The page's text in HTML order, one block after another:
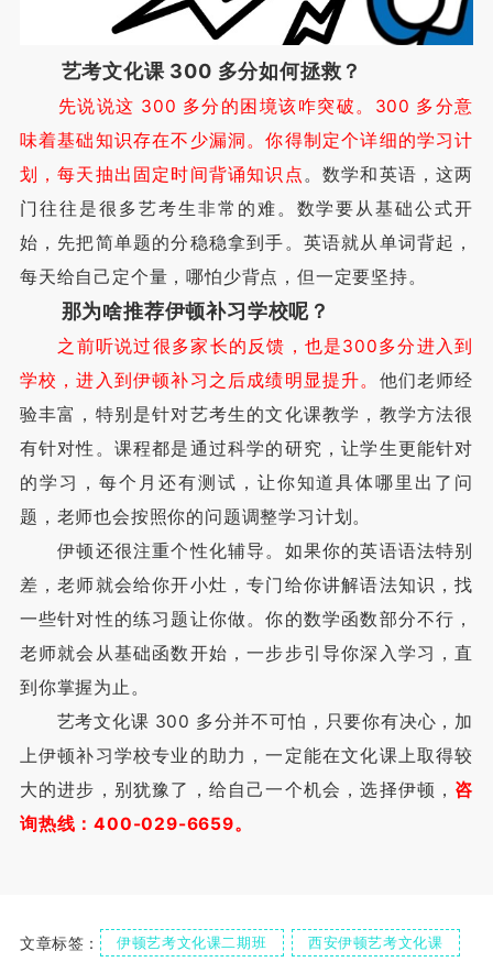
艺考文化课 300 多分如何拯救？
先说说这 300 多分的困境该咋突破。300 多分意
味着基础知识存在不少漏洞。你得制定个详细的学习计
划，每天抽出固定时间背诵知识点。数学和英语，这两
门往往是很多艺考生非常的难。数学要从基础公式开
始，先把简单题的分稳稳拿到手。英语就从单词背起，
每天给自己定个量，哪怕少背点，但一定要坚持。
那为啥推荐伊顿补习学校呢？
之前听说过很多家长的反馈，也是300多分进入到
学校，进入到伊顿补习之后成绩明显提升。 他们老师经
验丰富，特别是针对艺考生的文化课教学，教学方法很
有针对性。课程都是通过科学的研究，让学生更能针对
的学习，每个月还有测试，让你知道具体哪里出了问
题，老师也会按照你的问题调整学习计划。
伊顿还很注重个性化辅导。如果你的英语语法特别
差，老师就会给你开小灶，专门给你讲解语法知识，找
一些针对性的练习题让你做。你的数学函数部分不行，
老师就会从基础函数开始，一步步引导你深入学习，直
到你掌握为止。
艺考文化课 300 多分并不可怕，只要你有决心，加
上伊顿补习学校专业的助力，一定能在文化课上取得较
大的进步，别犹豫了，给自己一个机会，选择伊顿， 咨
询热线：400-029-6659。
文章标签： 伊顿艺考文化课二期班 西安伊顿艺考文化课